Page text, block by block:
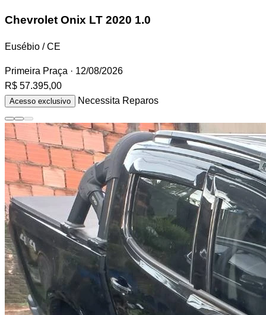
Chevrolet Onix LT 2020 1.0
Eusébio / CE
Primeira Praça · 12/08/2026
R$ 57.395,00
Acesso exclusivo Necessita Reparos